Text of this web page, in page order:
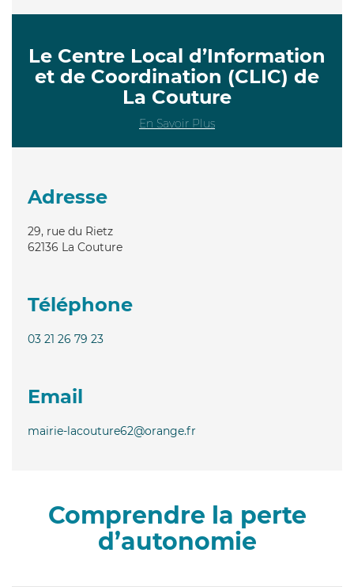
Le Centre Local d’Information
et de Coordination (CLIC) de
La Couture
En Savoir Plus
Adresse
29, rue du Rietz
62136 La Couture
Téléphone
03 21 26 79 23
Email
mairie-lacouture62@orange.fr
Comprendre la perte
d’autonomie